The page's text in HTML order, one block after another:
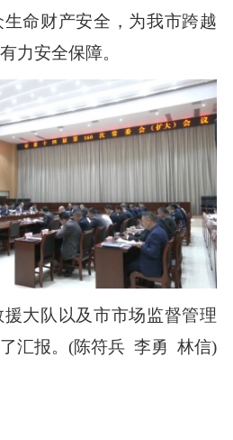
命财产安全，为我市跨越
力安全保障。
大队以及市市场监督管理
汇报。(陈符兵 李勇 林信)